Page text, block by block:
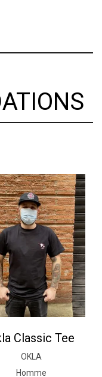
Classic Tee
OKLA
Homme